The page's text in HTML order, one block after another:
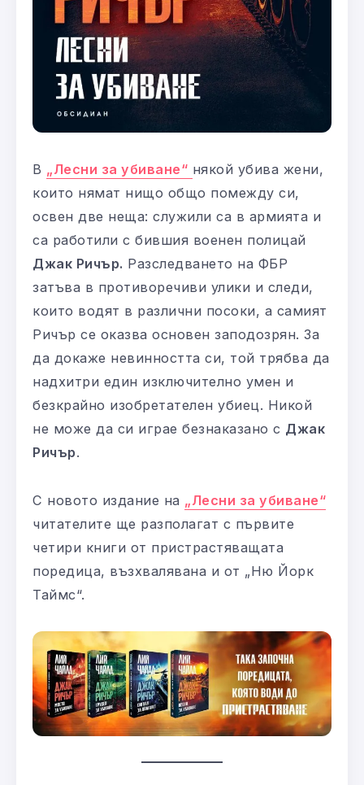
В „Лесни за убиване“ някой убива жени,
които нямат нищо общо помежду си,
освен две неща: служили са в армията и
са работили с бившия военен полицай
Джак Ричър. Разследването на ФБР
затъва в противоречиви улики и следи,
които водят в различни посоки, а самият
Ричър се оказва основен заподозрян. За
да докаже невинността си, той трябва да
надхитри един изключително умен и
безкрайно изобретателен убиец. Никой
не може да си играе безнаказано с Джак
Ричър.
С новото издание на „Лесни за убиване“
читателите ще разполагат с първите
четири книги от пристрастяващата
поредица, възхвалявана и от „Ню Йорк
Таймс“.